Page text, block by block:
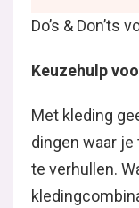
Do’s & Don’ts
Keuzehulp
Met kleding
dingen waar
te verhullen.